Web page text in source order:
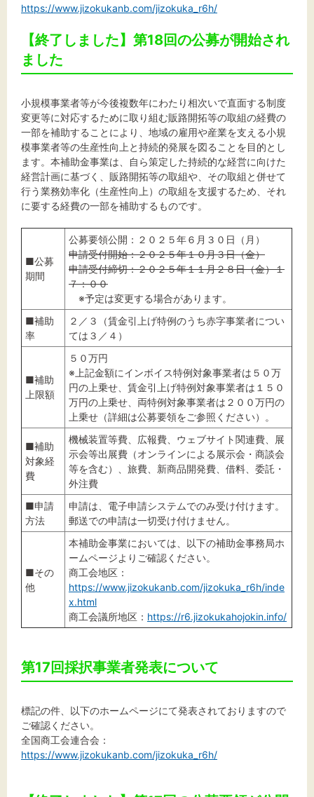
https://www.jizokukanb.com/jizokuka_r6h/
【終了しました】第18回の公募が開始され
ました
小規模事業者等が今後複数年にわたり相次いで直面する制度
変更等に対応するために取り組む販路開拓等の取組の経費の
一部を補助することにより、地域の雇用や産業を支える小規
模事業者等の生産性向上と持続的発展を図ることを目的とし
ます。本補助金事業は、自ら策定した持続的な経営に向けた
経営計画に基づく、販路開拓等の取組や、その取組と併せて
行う業務効率化（生産性向上）の取組を支援するため、それ
に要する経費の一部を補助するものです。
■公募
期間
公募要領公開：２０２５年６月３０日（月）
申請受付開始：２０２５年１０月３日（金）
申請受付締切：２０２５年１１月２８日（金）１
７：００
※予定は変更する場合があります。
■補助
率
２／３（賃金引上げ特例のうち赤字事業者につい
ては３／４）
■補助
上限額
５０万円
※上記金額にインボイス特例対象事業者は５０万
円の上乗せ、賃金引上げ特例対象事業者は１５０
万円の上乗せ、両特例対象事業者は２００万円の
上乗せ（詳細は公募要領をご参照ください）。
■補助
対象経
費
機械装置等費、広報費、ウェブサイト関連費、展
示会等出展費（オンラインによる展示会・商談会
等を含む）、旅費、新商品開発費、借料、委託・
外注費
■申請
方法
申請は、電子申請システムでのみ受け付けます。
郵送での申請は一切受け付けません。
■その
他
本補助金事業においては、以下の補助金事務局ホ
ームページよりご確認ください。
商工会地区：
https://www.jizokukanb.com/jizokuka_r6h/inde
x.html
商工会議所地区： https://r6.jizokukahojokin.info/
第17回採択事業者発表について
標記の件、以下のホームページにて発表されておりますので
ご確認ください。
全国商工会連合会：
https://www.jizokukanb.com/jizokuka_r6h/